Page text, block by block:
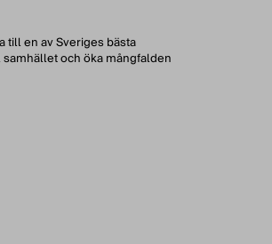
till en av Sveriges bästa
och öka mångfalden